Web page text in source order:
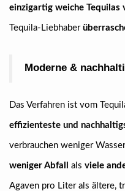
einzigartig weiche
Tequila-Liebhaber
Moderne &
Das Verfahren ist vom
effizienteste und
verbrauchen weniger
weniger Abfall als viele
Agaven pro Liter als ältere,